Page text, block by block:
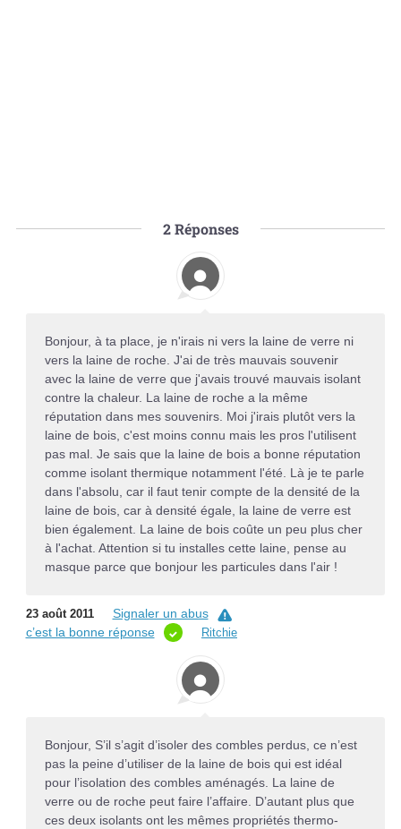
2Réponses
Bonjour, à ta place, je n'irais ni vers la laine de verre ni
vers la laine de roche. J'ai de très mauvais souvenir
avec la laine de verre que j'avais trouvé mauvais isolant
contre la chaleur. La laine de roche a la même
réputation dans mes souvenirs. Moi j'irais plutôt vers la
laine de bois, c'est moins connu mais les pros l'utilisent
pas mal. Je sais que la laine de bois a bonne réputation
comme isolant thermique notamment l'été. Là je te parle
dans l'absolu, car il faut tenir compte de la densité de la
laine de bois, car à densité égale, la laine de verre est
bien également. La laine de bois coûte un peu plus cher
à l'achat. Attention si tu installes cette laine, pense au
masque parce que bonjour les particules dans l'air !
23 août 2011
Signaler un abus
c’est la bonne réponse
Ritchie
Bonjour, S’il s’agit d’isoler des combles perdus, ce n’est
pas la peine d’utiliser de la laine de bois qui est idéal
pour l’isolation des combles aménagés. La laine de
verre ou de roche peut faire l’affaire. D’autant plus que
ces deux isolants ont les mêmes propriétés thermo-